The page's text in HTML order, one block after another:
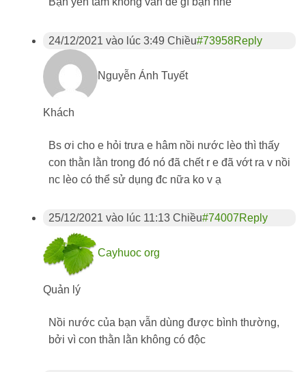
24/12/2021 vào lúc 3:49 Chiều#73958Reply
Nguyễn Ánh Tuyết
Khách
Bs ơi cho e hỏi trưa e hâm nồi nước lèo thì thấy
con thằn lằn trong đó nó đã chết r e đã vớt ra v nồi
nc lèo có thể sử dụng đc nữa ko v ạ
25/12/2021 vào lúc 11:13 Chiều#74007Reply
Cayhuoc org
Quản lý
Nồi nước của bạn vẫn dùng được bình thường,
bởi vì con thằn lằn không có độc